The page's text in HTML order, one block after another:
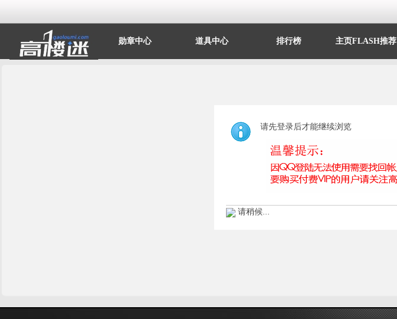
勋章中心 道具中心 排行榜 主页FLASH推荐
请先登录后才能继续浏览
请稍候...